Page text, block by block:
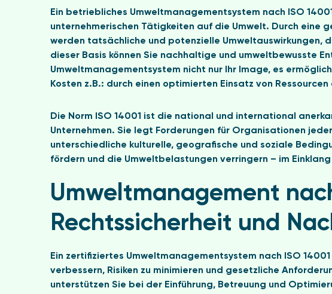
Ein betriebliches Umweltmanagementsystem nach ISO
unternehmerischen Tätigkeiten auf die Umwelt. Durch eine
werden tatsächliche und potenzielle Umweltauswirkungen,
dieser Basis können Sie nachhaltige und umweltbewusste
Umweltmanagementsystem nicht nur Ihr Image, es
Kosten z.B.: durch einen optimierten Einsatz von
Die Norm ISO 14001 ist die national und international
Unternehmen. Sie legt Forderungen für Organisationen
unterschiedliche kulturelle, geografische und soziale
fördern und die Umweltbelastungen verringern – im
Umweltmanagement
Rechtssicherheit und
Ein zertifiziertes Umweltmanagementsystem nach ISO
verbessern, Risiken zu minimieren und gesetzliche
unterstützen Sie bei der Einführung, Betreuung und